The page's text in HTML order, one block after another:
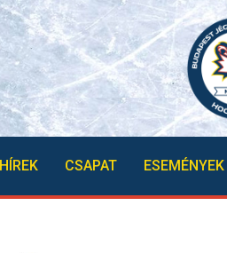
HÍREK CSAPAT ESEMÉNYEK